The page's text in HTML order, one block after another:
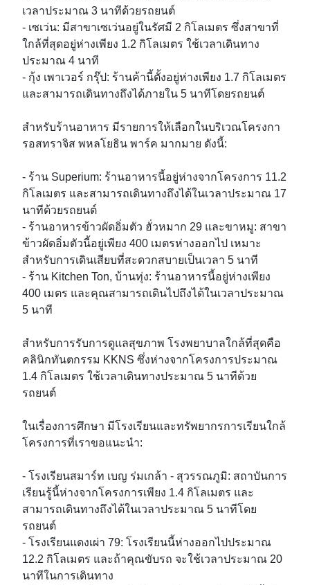
เวลาประมาณ 3 นาทีด้วยรถยนต์
- เซเว่น: มีสาขาเซเว่นอยู่ในรัศมี 2 กิโลเมตร ซึ่งสาขาที่
ใกล้ที่สุดอยู่ห่างเพียง 1.2 กิโลเมตร ใช้เวลาเดินทาง
ประมาณ 4 นาที
- กุ้ง เพาเวอร์ กรุ๊ป: ร้านค้านี้ตั้งอยู่ห่างเพียง 1.7 กิโลเมตร
และสามารถเดินทางถึงได้ภายใน 5 นาทีโดยรถยนต์
สำหรับร้านอาหาร มีรายการให้เลือกในบริเวณโครงกา
รอสทราจิส พหลโยธิน พาร์ค มากมาย ดังนี้:
- ร้าน Superium: ร้านอาหารนี้อยู่ห่างจากโครงการ 11.2
กิโลเมตร และสามารถเดินทางถึงได้ในเวลาประมาณ 17
นาทีด้วยรถยนต์
- ร้านอาหารข้าวผัดอิ่มตัว ฮั่วหมาก 29 และขาหมู: สาขา
ข้าวผัดอิ่มตัวนี้อยู่เพียง 400 เมตรห่างออกไป เหมาะ
สำหรับการเดินเสียบที่สะดวกสบายเป็นเวลา 5 นาที
- ร้าน Kitchen Ton, บ้านทุ่ง: ร้านอาหารนี้อยู่ห่างเพียง
400 เมตร และคุณสามารถเดินไปถึงได้ในเวลาประมาณ
5 นาที
สำหรับการรับการดูแลสุขภาพ โรงพยาบาลใกล้ที่สุดคือ
คลินิกทันตกรรม KKNS ซึ่งห่างจากโครงการประมาณ
1.4 กิโลเมตร ใช้เวลาเดินทางประมาณ 5 นาทีด้วย
รถยนต์
ในเรื่องการศึกษา มีโรงเรียนและทรัพยากรการเรียนใกล้
โครงการที่เราขอแนะนำ:
- โรงเรียนสมาร์ท เบญ ร่มเกล้า - สุวรรณภูมิ: สถาบันการ
เรียนรู้นี้ห่างจากโครงการเพียง 1.4 กิโลเมตร และ
สามารถเดินทางถึงได้ในเวลาประมาณ 5 นาทีโดย
รถยนต์
- โรงเรียนแดงเผ่า 79: โรงเรียนนี้ห่างออกไปประมาณ
12.2 กิโลเมตร และถ้าคุณขับรถ จะใช้เวลาประมาณ 20
นาทีในการเดินทาง